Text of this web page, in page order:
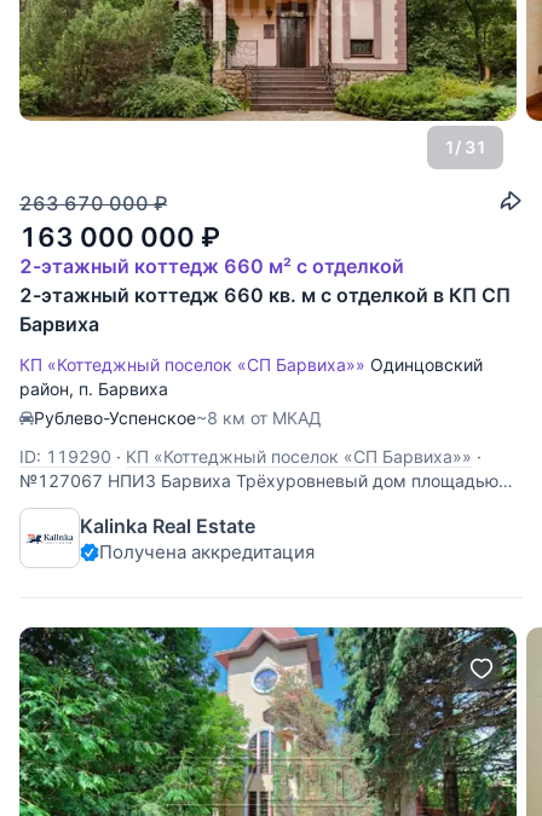
1/ 31
263 670 000 ₽
163 000 000 ₽
2-этажный коттедж 660 м² с отделкой
2-этажный коттедж 660 кв. м с отделкой в КП СП
Барвиха
КП «Коттеджный поселок «СП Барвиха»» Одинцовский
район, п. Барвиха
Рублево-Успенское~8 км от МКАД
ID: 119290 · КП «Коттеджный поселок «СП Барвиха»» ·
№127067 НПИЗ Барвиха Трёхуровневый дом площадью
440 кв. м. на участке 11 соток в коттеджном поселке "СП
Барвиха". Планировка дома: Цоколь: котельная
оборудована котлом Visseman на 72 кВт и американской
Kalinka Real Estate
Получена аккредитация